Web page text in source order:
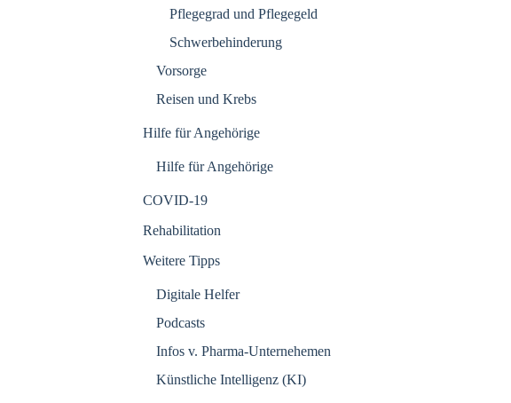
Pflegegrad und Pflegegeld
Schwerbehinderung
Vorsorge
Reisen und Krebs
Hilfe für Angehörige
Hilfe für Angehörige
COVID-19
Rehabilitation
Weitere Tipps
Digitale Helfer
Podcasts
Infos v. Pharma-Unternehemen
Künstliche Intelligenz (KI)